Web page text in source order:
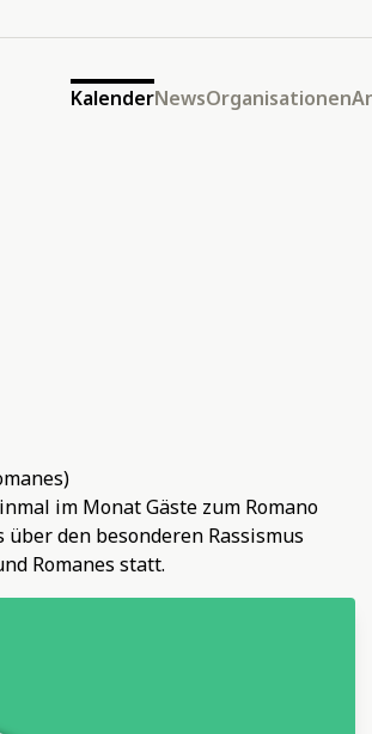
KalenderNewsOrganisationen
im Monat Gäste zum Romano
den besonderen Rassismus
Romanes statt.